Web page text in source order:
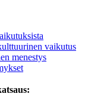
vaikutus
menestys